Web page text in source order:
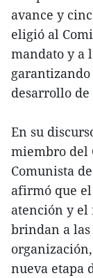
avance y
eligió al
mandato y a
desarrollo
En su
miembro del
Comunista
afirmó que
atención y el
brindan a
nueva etapa